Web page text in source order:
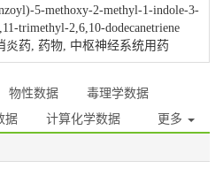
5-methoxy-2-methyl-1-indole-3-
trimethyl-2,6,10-dodecanetriene
炎药, 药物, 中枢神经系统用药
物性数据
毒理学数据
据 计算化学数据 更多